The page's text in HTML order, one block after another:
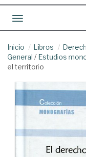
Toggle navigation
Inicio Libros
General / Estudios
el territorio